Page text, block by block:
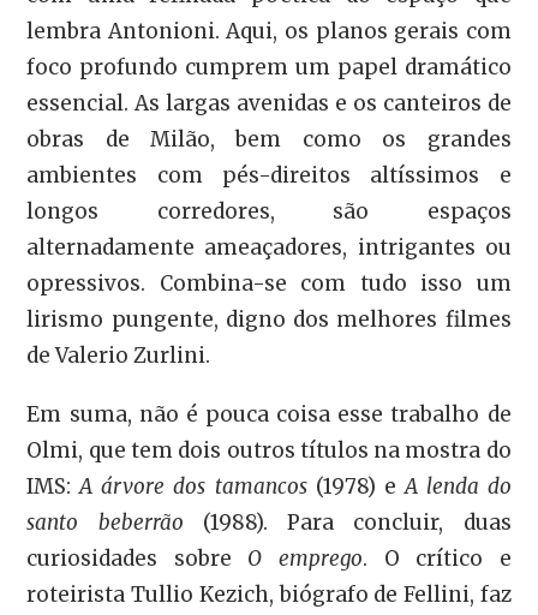
lembra Antonioni. Aqui, os planos gerais com
foco profundo cumprem um papel dramático
essencial. As largas avenidas e os canteiros de
obras de Milão, bem como os grandes
ambientes com pés-direitos altíssimos e
longos corredores, são espaços
alternadamente ameaçadores, intrigantes ou
opressivos. Combina-se com tudo isso um
lirismo pungente, digno dos melhores filmes
de Valerio Zurlini.
Em suma, não é pouca coisa esse trabalho de
Olmi, que tem dois outros títulos na mostra do
IMS:A árvore dos tamancos(1978) eA lenda do
santo beberrão (1988). Para concluir, duas
curiosidades sobre O emprego. O crítico e
roteirista Tullio Kezich, biógrafo de Fellini, faz